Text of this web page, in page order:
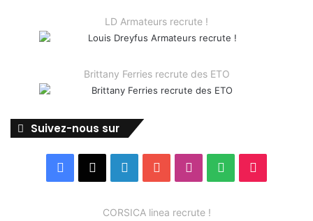
LD Armateurs recrute !
Brittany Ferries recrute des ETO
Suivez-nous sur
Facebook
X LinkedinYouTubeInstagram
Spotify
CORSICA linea recrute !